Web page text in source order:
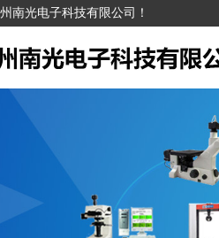
南光电子科技有限公司！